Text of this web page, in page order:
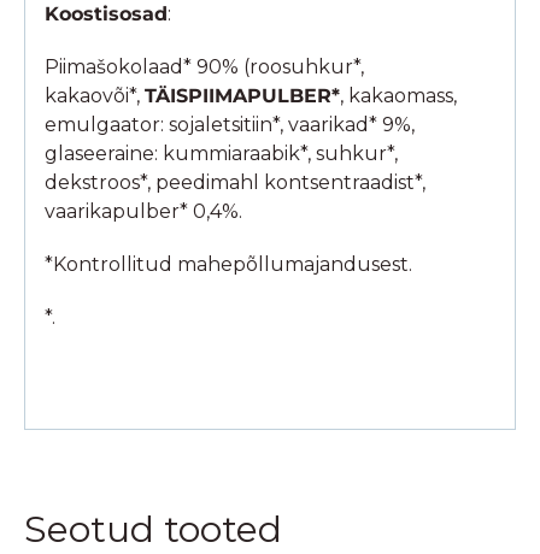
Koostisosad:
Piimašokolaad* 90% (roosuhkur*,
kakaovõi*,TÄISPIIMAPULBER*, kakaomass,
emulgaator: sojaletsitiin*, vaarikad* 9%,
glaseeraine: kummiaraabik*, suhkur*,
dekstroos*, peedimahl kontsentraadist*,
vaarikapulber* 0,4%.
*Kontrollitud mahepõllumajandusest.
*.
Seotud tooted